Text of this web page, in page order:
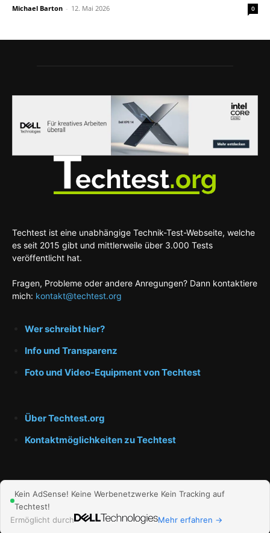
Michael Barton - 12. Mai 2026 0
Techtest ist eine unabhängige Technik-Test-Webseite, welche
es seit 2015 gibt und mittlerweile über 3.000 Tests
veröffentlicht hat.
Fragen, Probleme oder andere Anregungen? Dann kontaktiere
mich: kontakt@techtest.org
Wer schreibt hier?
Info und Transparenz
Foto und Video-Equipment von Techtest
Über Techtest.org
Kontaktmöglichkeiten zu Techtest
Impressum und Datenschutz
Kein AdSense! Keine Werbenetzwerke Kein Tracking auf
Techtest!
Ermöglicht durch
Mehr erfahren →